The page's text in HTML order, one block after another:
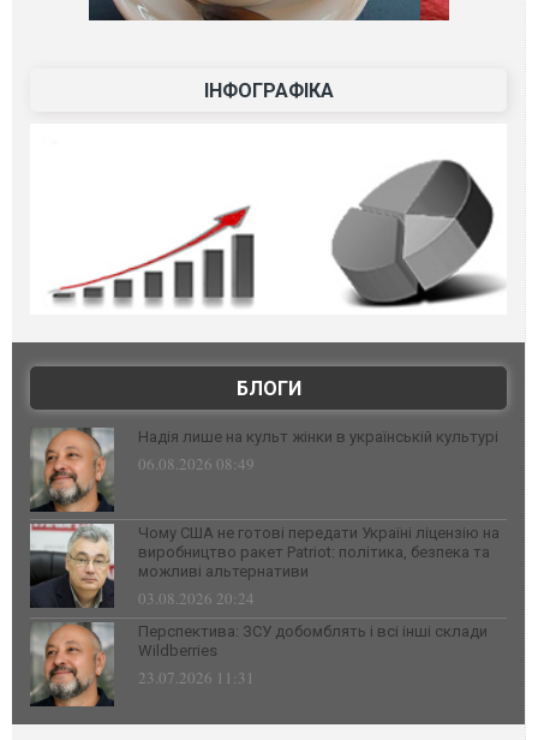
ІНФОГРАФІКА
БЛОГИ
Надія лише на культ жінки в українській культурі
06.08.2026 08:49
Чому США не готові передати Україні ліцензію на
виробництво ракет Patriot: політика, безпека та
можливі альтернативи
03.08.2026 20:24
Перспектива: ЗСУ добомблять і всі інші склади
Wildberries
23.07.2026 11:31